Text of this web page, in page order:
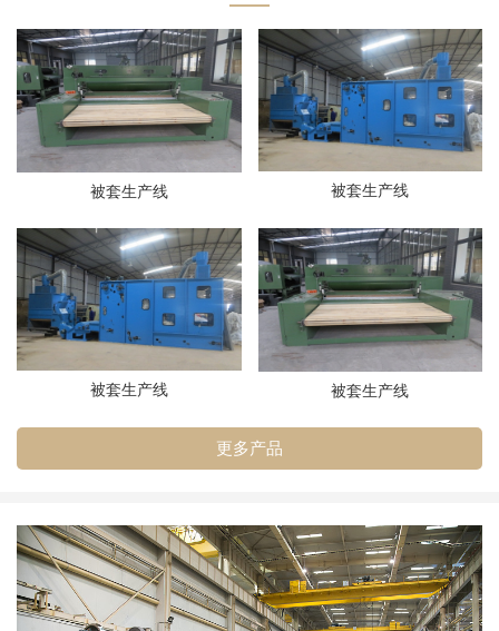
被套生产线 被套生产线
被套生产线 被套生产线
更多产品